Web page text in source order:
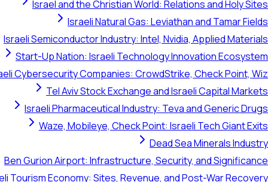
Israel and the Christian World: Relations and Holy Sites
Israeli Natural Gas: Leviathan and Tamar Fields
Israeli Semiconductor Industry: Intel, Nvidia, Applied Materials
Start-Up Nation: Israeli Technology Innovation Ecosystem
Cybersecurity Companies: CrowdStrike, Check Point, Wiz
Tel Aviv Stock Exchange and Israeli Capital Markets
Israeli Pharmaceutical Industry: Teva and Generic Drugs
Waze, Mobileye, Check Point: Israeli Tech Giant Exits
Dead Sea Minerals Industry
Ben Gurion Airport: Infrastructure, Security, and Significance
Tourism Economy: Sites, Revenue, and Post-War Recovery